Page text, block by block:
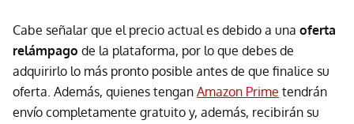
Cabe señalar que el precio actual es debido a una oferta
relámpago de la plataforma, por lo que debes de
adquirirlo lo más pronto posible antes de que finalice su
oferta. Además, quienes tengan Amazon Prime tendrán
envío completamente gratuito y, además, recibirán su